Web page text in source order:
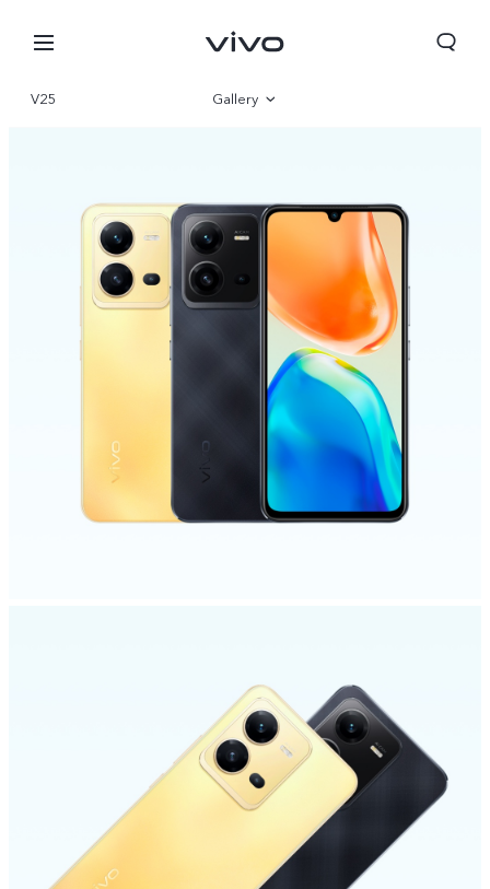
V25 Gallery
Parameter